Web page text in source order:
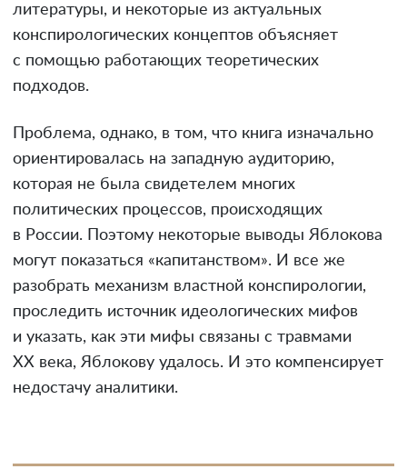
литературы, и некоторые из актуальных
конспирологических концептов объясняет
с помощью работающих теоретических
подходов.
Проблема, однако, в том, что книга изначально
ориентировалась на западную аудиторию,
которая не была свидетелем многих
политических процессов, происходящих
в России. Поэтому некоторые выводы Яблокова
могут показаться «капитанством». И все же
разобрать механизм властной конспирологии,
проследить источник идеологических мифов
и указать, как эти мифы связаны с травмами
XX века, Яблокову удалось. И это компенсирует
недостачу аналитики.